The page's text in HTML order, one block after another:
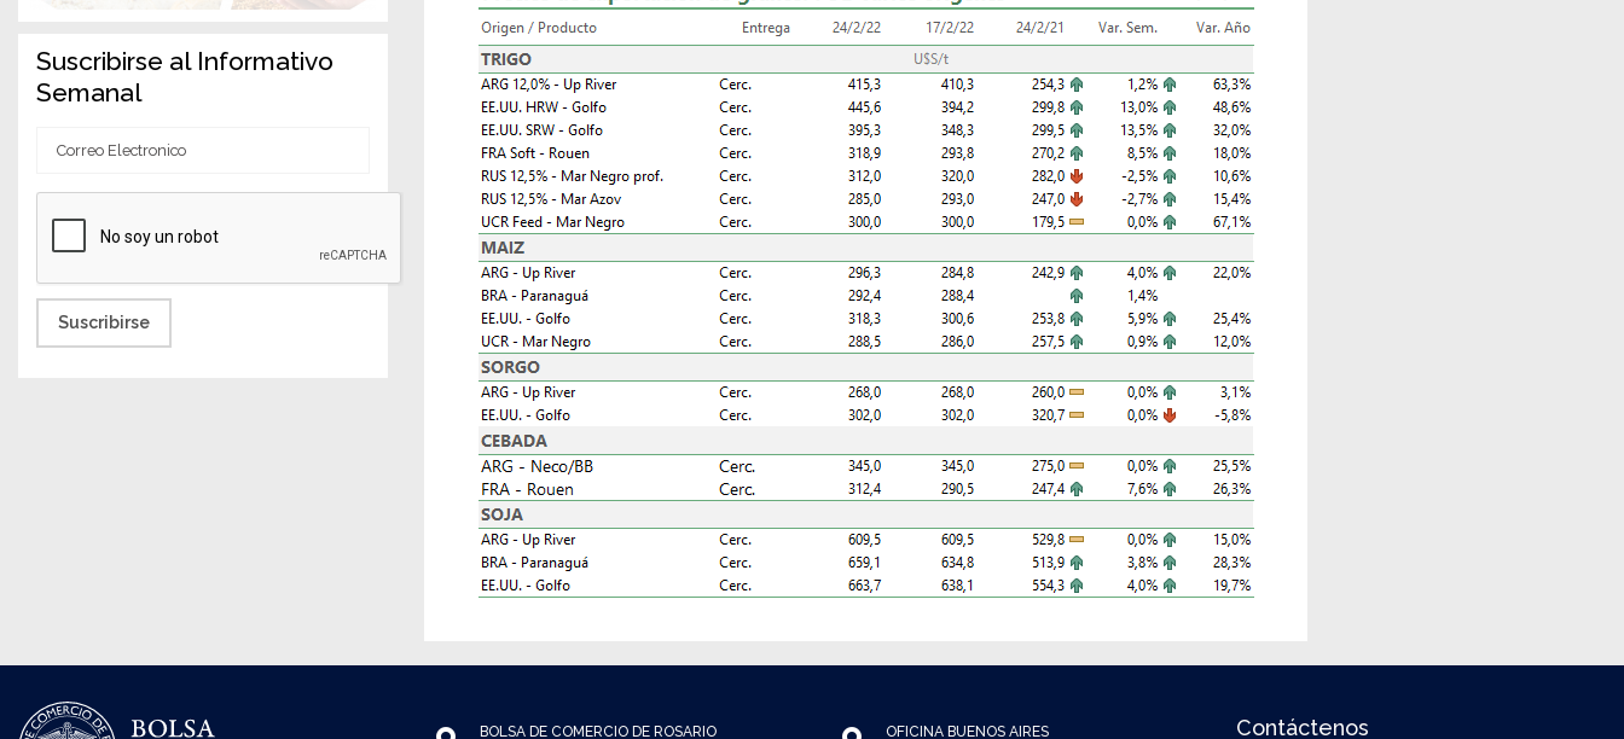
Suscribirse al Informativo
Semanal
Correo
Suscribirse
BOLSA DE COMERCIO DE ROSARIO OFICINA BUENOS AIRES Contáctenos